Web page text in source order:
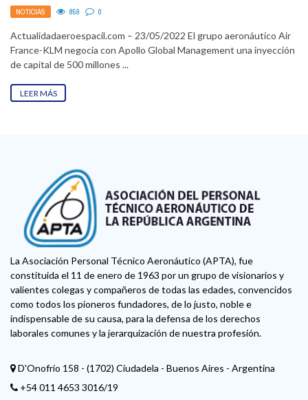
NOTICIAS 859 0
Actualidadaeroespacil.com – 23/05/2022 El grupo aeronáutico Air
France-KLM negocia con Apollo Global Management una inyección
de capital de 500 millones ...
LEER MÁS
La Asociación Personal Técnico Aeronáutico (APTA), fue
constituida el 11 de enero de 1963 por un grupo de visionarios y
valientes colegas y compañeros de todas las edades, convencidos
como todos los pioneros fundadores, de lo justo, noble e
indispensable de su causa, para la defensa de los derechos
laborales comunes y la jerarquización de nuestra profesión.
D'Onofrio 158 - (1702) Ciudadela - Buenos Aires - Argentina
+54 011 4653 3016/19